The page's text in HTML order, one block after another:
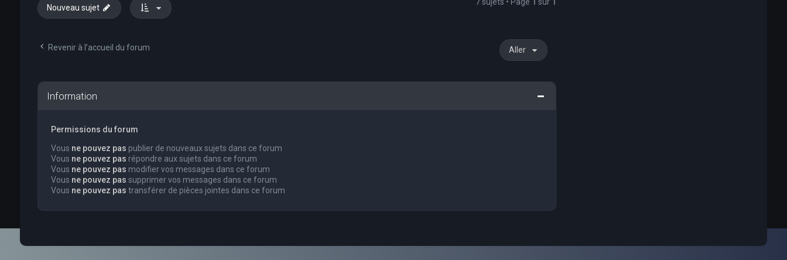
Nouveau sujet
Revenir à l’accueil du forum Aller
Information
Permissions du forum
Vous ne pouvez pas publier de nouveaux sujets dans ce forum
Vous ne pouvez pas répondre aux sujets dans ce forum
Vous ne pouvez pas modifier vos messages dans ce forum
Vous ne pouvez pas supprimer vos messages dans ce forum
Vous ne pouvez pas transférer de pièces jointes dans ce forum